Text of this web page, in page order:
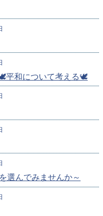
和について考える🕊️
選んでみませんか～